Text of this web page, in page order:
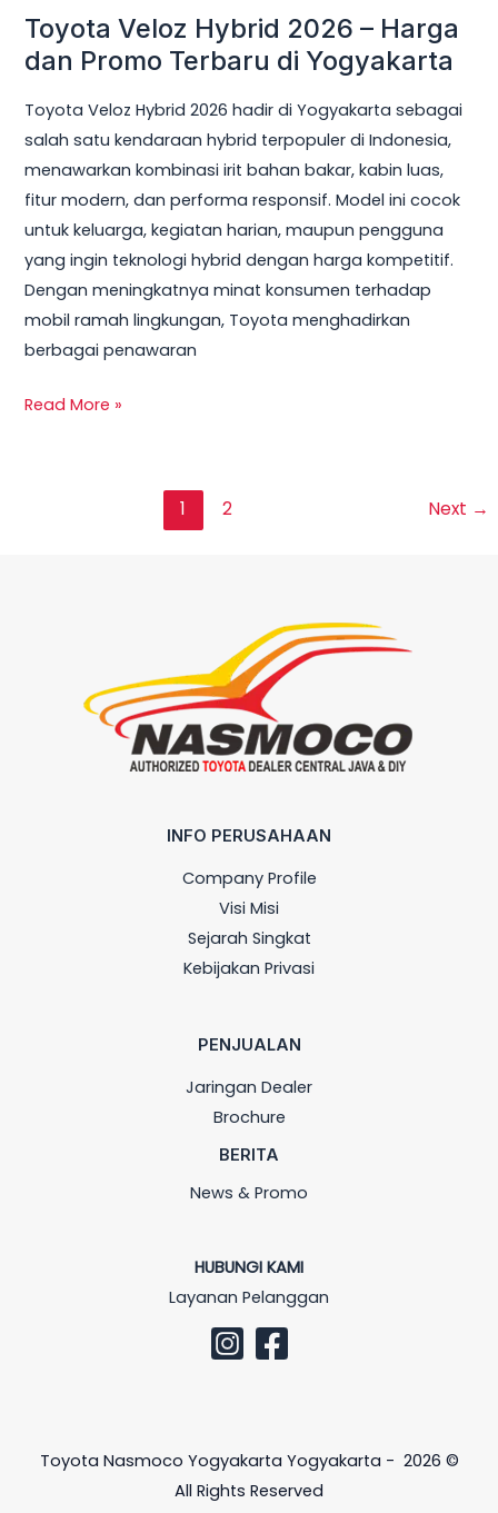
Toyota Veloz Hybrid 2026 – Harga
dan Promo Terbaru di Yogyakarta
Toyota Veloz Hybrid 2026 hadir di Yogyakarta sebagai
salah satu kendaraan hybrid terpopuler di Indonesia,
menawarkan kombinasi irit bahan bakar, kabin luas,
fitur modern, dan performa responsif. Model ini cocok
untuk keluarga, kegiatan harian, maupun pengguna
yang ingin teknologi hybrid dengan harga kompetitif.
Dengan meningkatnya minat konsumen terhadap
mobil ramah lingkungan, Toyota menghadirkan
berbagai penawaran
Read More »
1 2 Next →
INFO PERUSAHAAN
Company Profile
Visi Misi
Sejarah Singkat
Kebijakan Privasi
PENJUALAN
Jaringan Dealer
Brochure
BERITA
News & Promo
HUBUNGI KAMI
Layanan Pelanggan
Toyota Nasmoco Yogyakarta Yogyakarta - 2026 ©
All Rights Reserved